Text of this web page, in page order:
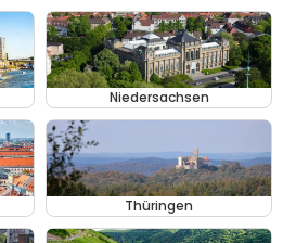
Niedersachsen
Thüringen